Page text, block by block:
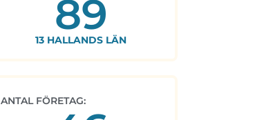
89
13 HALLANDS LÄN
ANTAL FÖRETAG: